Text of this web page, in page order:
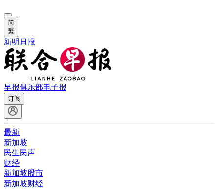
简
繁
新明日报
早报俱乐部电子报
订阅
最新
新加坡
民生民声
财经
新加坡股市
新加坡财经